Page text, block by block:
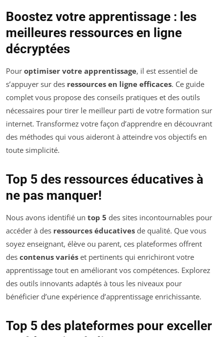
Boostez votre apprentissage : les
meilleures ressources en ligne
décryptées
Pour optimiser votre apprentissage, il est essentiel de
s’appuyer sur des ressources en ligne efficaces. Ce guide
complet vous propose des conseils pratiques et des outils
nécessaires pour tirer le meilleur parti de votre formation sur
internet. Transformez votre façon d’apprendre en découvrant
des méthodes qui vous aideront à atteindre vos objectifs en
toute simplicité.
Top 5 des ressources éducatives à
ne pas manquer!
Nous avons identifié un top 5 des sites incontournables pour
accéder à des ressources éducatives de qualité. Que vous
soyez enseignant, élève ou parent, ces plateformes offrent
des contenus variés et pertinents qui enrichiront votre
apprentissage tout en améliorant vos compétences. Explorez
des outils innovants adaptés à tous les niveaux pour
bénéficier d’une expérience d’apprentissage enrichissante.
Top 5 des plateformes pour exceller